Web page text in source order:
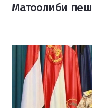
Матоолиби